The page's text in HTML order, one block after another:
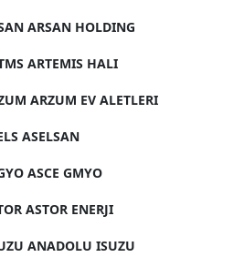
ARSAN HOLDING
ARTEMIS HALI
ARZUM EV ALETLERI
ASELSAN
ASCE GMYO
ASTOR ENERJI
ANADOLU ISUZU